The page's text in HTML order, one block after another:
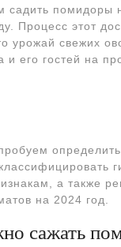
садить помидоры
Процесс этот
урожай свежих
и его гостей на
а также
на 2024 год.
сажать